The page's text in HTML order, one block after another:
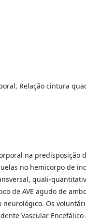
Relação cintura
na predisposição
no hemicorpo de
quali-
de AVE agudo de
Os
Vascular Encefálico